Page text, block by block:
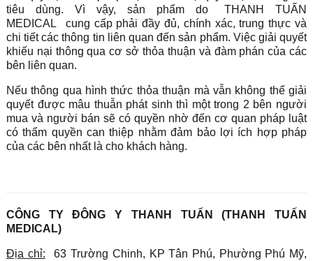
tiêu dùng. Vì vậy, sản phẩm do
THANH TUẤN
MEDICAL
cung cấp phải đầy đủ, chính xác, trung thực và
chi tiết các thông tin liên quan đến sản phẩm. Việc giải quyết
khiếu nại thông qua cơ sở thỏa thuận và đàm phán của các
bên liên quan.
Nếu thông qua hình thức thỏa thuận mà vẫn không thể giải
quyết được mâu thuẫn phát sinh thì một trong 2 bên người
mua và người bán sẽ có quyền nhờ đến cơ quan pháp luật
có thẩm quyền can thiệp nhằm đảm bảo lợi ích hợp pháp
của các bên nhất là cho khách hàng.
CÔNG TY ĐÔNG Y THANH TUẤN (THANH TUẤN
MEDICAL)
Địa chỉ:
63 Trường Chinh, KP Tân Phú, Phường Phú Mỹ,